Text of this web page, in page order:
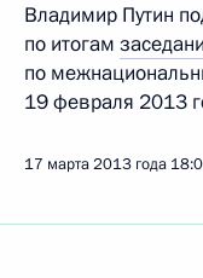
Владимир Путин
по итогам
по
19 февраля 2013
17 марта 2013 года